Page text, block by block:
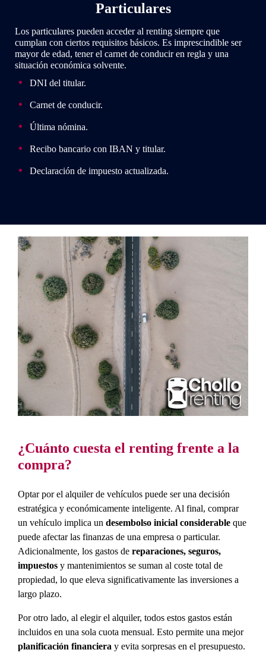
Particulares
Los particulares pueden acceder al renting siempre que
cumplan con ciertos requisitos básicos. Es imprescindible ser
mayor de edad, tener el carnet de conducir en regla y una
situación económica solvente.
DNI del titular.
Carnet de conducir.
Última nómina.
Recibo bancario con IBAN y titular.
Declaración de impuesto actualizada.
¿Cuánto cuesta el renting frente a la
compra?
Optar por el alquiler de vehículos puede ser una decisión
estratégica y económicamente inteligente. Al final, comprar
un vehículo implica un desembolso inicial considerable que
puede afectar las finanzas de una empresa o particular.
Adicionalmente, los gastos de reparaciones, seguros,
impuestos y mantenimientos se suman al coste total de
propiedad, lo que eleva significativamente las inversiones a
largo plazo.
Por otro lado, al elegir el alquiler, todos estos gastos están
incluidos en una sola cuota mensual. Esto permite una mejor
planificación financiera y evita sorpresas en el presupuesto.